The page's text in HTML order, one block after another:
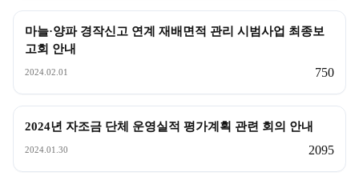
마늘·양파 경작신고 연계 재배면적 관리 시범사업 최종보
고회 안내
2024.02.01 750
2024년 자조금 단체 운영실적 평가계획 관련 회의 안내
2024.01.30 2095